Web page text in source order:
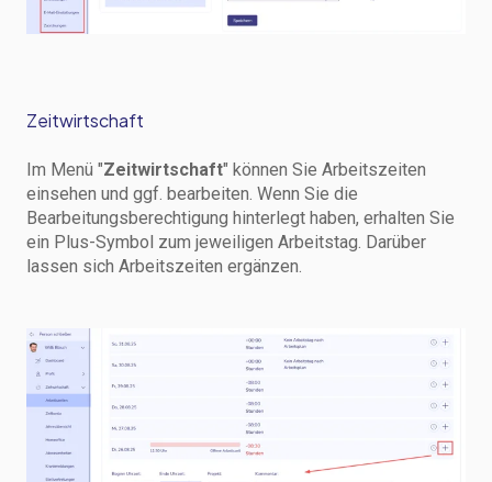
Zeitwirtschaft
Im Menü "Zeitwirtschaft" können Sie Arbeitszeiten
einsehen und ggf. bearbeiten. Wenn Sie die
Bearbeitungsberechtigung hinterlegt haben, erhalten Sie
ein Plus-Symbol zum jeweiligen Arbeitstag. Darüber
lassen sich Arbeitszeiten ergänzen.